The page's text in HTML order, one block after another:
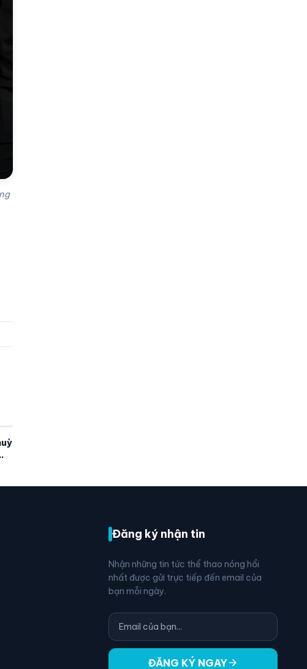
Đăng ký nhận tin
Nhận những tin tức thể thao nóng hổi
nhất được gửi trực tiếp đến email của
bạn mỗi ngày.
ĐĂNG KÝ NGAYarrow_forward